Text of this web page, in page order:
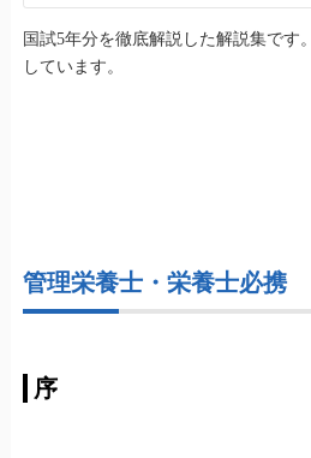
国試5年分を徹底解説した解説集です
しています。
管理栄養士・栄養士必携
序